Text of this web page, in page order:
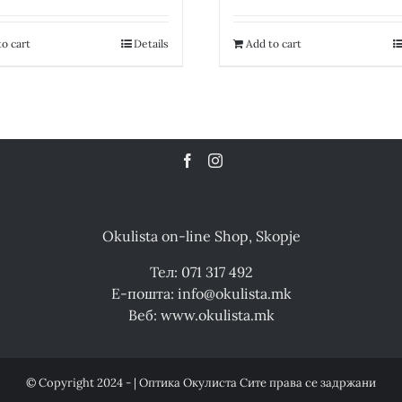
18,200.00 ден.9,100.00 ден.
cart Details
18,350.00
Add to cart
Okulista on-line Shop, Skopje
Тел: 071 317 492
Е-пошта: info@okulista.mk
Веб: www.okulista.mk
© Copyright 2024 - | Оптика Окулиста Сите права се задржани